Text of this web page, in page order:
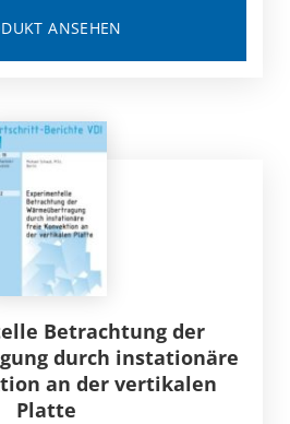
ANSEHEN
Betrachtung der
durch instationäre
an der vertikalen
Platte